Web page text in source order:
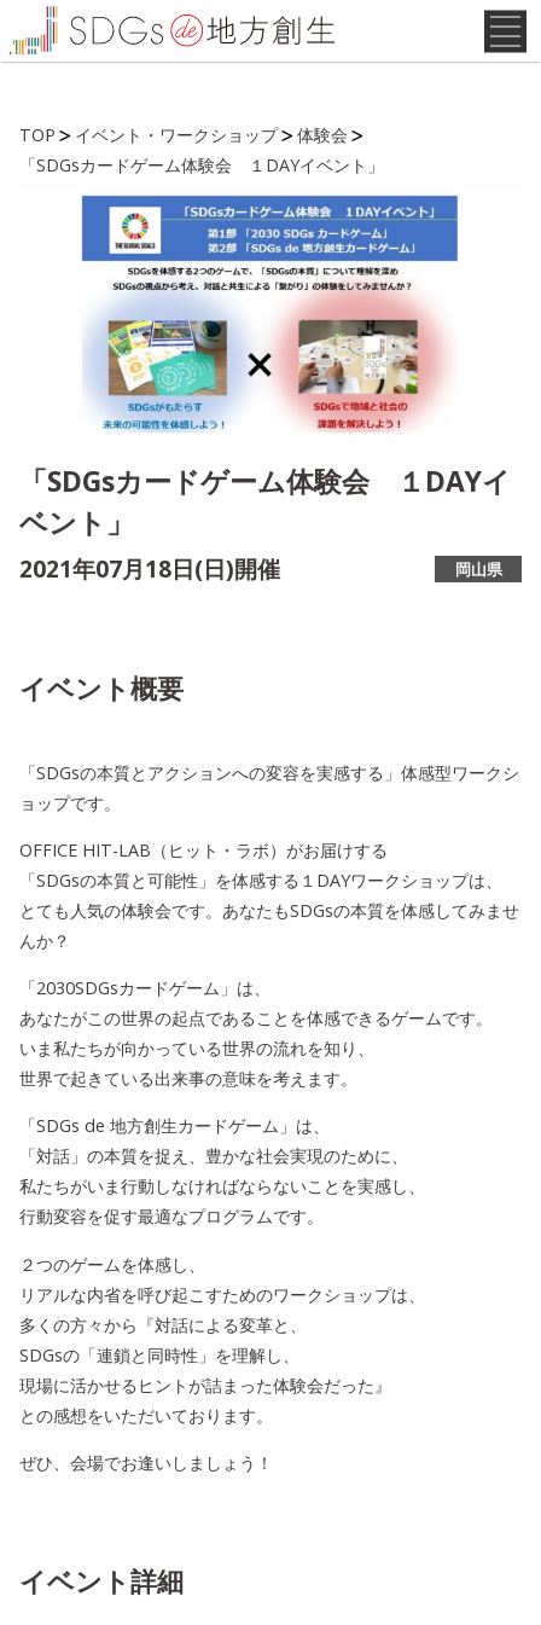
TOP イベント・ワークショップ
体験会
「SDGsカードゲーム体験会 １DAYイベント」
「SDGsカードゲーム体験会 １DAYイ
ベント」
2021年07月18日(日)開催 岡山県
イベント概要
「SDGsの本質とアクションへの変容を実感する」体感型ワークシ
ョップです。
OFFICE HIT-LAB（ヒット・ラボ）がお届けする
「SDGsの本質と可能性」を体感する１DAYワークショップは、
とても人気の体験会です。あなたもSDGsの本質を体感してみませ
んか？
「2030SDGsカードゲーム」は、
あなたがこの世界の起点であることを体感できるゲームです。
いま私たちが向かっている世界の流れを知り、
世界で起きている出来事の意味を考えます。
「SDGs de 地方創生カードゲーム」は、
「対話」の本質を捉え、豊かな社会実現のために、
私たちがいま行動しなければならないことを実感し、
行動変容を促す最適なプログラムです。
２つのゲームを体感し、
リアルな内省を呼び起こすためのワークショップは、
多くの方々から『対話による変革と、
SDGsの「連鎖と同時性」を理解し、
現場に活かせるヒントが詰まった体験会だった』
との感想をいただいております。
ぜひ、会場でお逢いしましょう！
イベント詳細